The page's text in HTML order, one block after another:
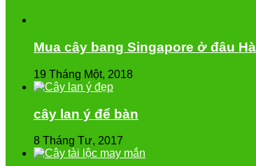
Mua cây bang Singapore ở đâu
19 Tháng Một, 2018
cây lan ý để bàn
8 Tháng Tư, 2017